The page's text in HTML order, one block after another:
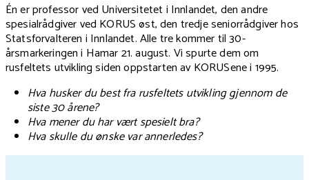
Én er professor ved Universitetet i Innlandet, den andre
spesialrådgiver ved KORUS øst, den tredje seniorrådgiver hos
Statsforvalteren i Innlandet. Alle tre kommer til 30-
årsmarkeringen i Hamar 21. august. Vi spurte dem om
rusfeltets utvikling siden oppstarten av KORUSene i 1995.
Hva husker du best fra rusfeltets utvikling gjennom de
siste 30 årene?
Hva mener du har vært spesielt bra?
Hva skulle du ønske var annerledes?